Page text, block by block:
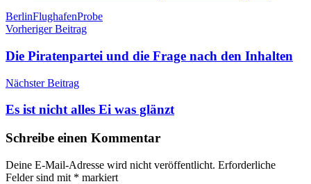
Schlagwörter
BerlinFlughafenProbe
Beitragsnavigation
Vorheriger Beitrag
Die Piratenpartei und die Frage nach den Inhalten
Nächster Beitrag
Es ist nicht alles Ei was glänzt
Schreibe einen Kommentar
Deine E-Mail-Adresse wird nicht veröffentlicht. Erforderliche
Felder sind mit * markiert